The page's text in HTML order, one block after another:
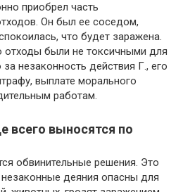
приобрел часть
Он был ее соседом,
что будет заражена.
отходы были не токсичными для
незаконность действия Г., его
выплате морального
работам.
всего выносятся по
обвинительные решения. Это
деяния опасны для